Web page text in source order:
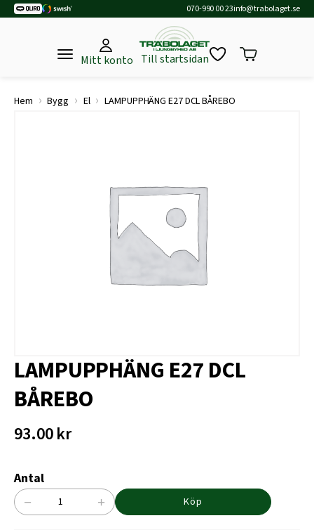
070-990 00 23info@trabolaget.se
Mitt konto Till startsidan
Hem › Bygg › El › LAMPUPPHÄNG E27 DCL BÅREBO
LAMPUPPHÄNG E27 DCL
BÅREBO
93.00kr
Antal
LAMPUPPHÄNG
− + Köp